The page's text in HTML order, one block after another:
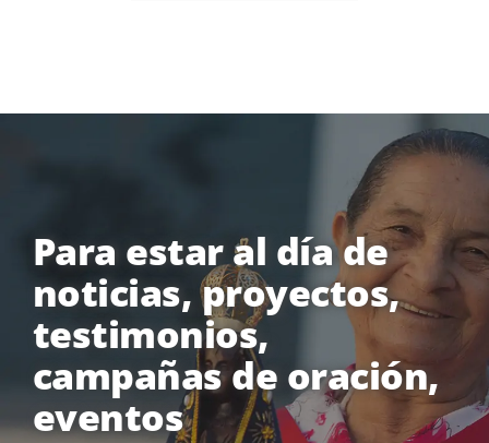
Para estar al día de
noticias, proyectos,
testimonios,
campañas de oración,
eventos